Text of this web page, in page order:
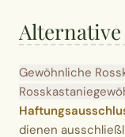
Alternative
Gewöhnliche
Rosskastanie
dienen